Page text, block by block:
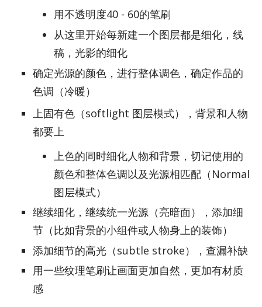
用不透明度40 - 60的笔刷
从这里开始每新建一个图层都是细化，线
稿，光影的细化
确定光源的颜色，进行整体调色，确定作品的
色调（冷暖）
上固有色（soft­light 图层模式），背景和人物
都要上
上色的同时细化人物和背景，切记使用的
颜色和整体色调以及光源相匹配（Normal
图层模式）
继续细化，继续统一光源（亮暗面），添加细
节（比如背景的小组件或人物身上的装饰）
添加细节的高光（subtle stroke），查漏补缺
用一些纹理笔刷让画面更加自然，更加有材质
感